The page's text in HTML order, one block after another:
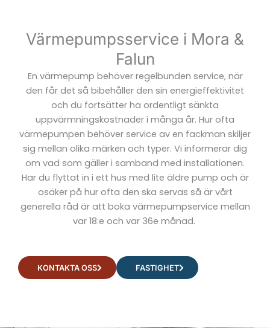
Värmepumpsservice i Mora &
Falun
En värmepump behöver regelbunden service, när
den får det så bibehåller den sin energieffektivitet
och du fortsätter ha ordentligt sänkta
uppvärmningskostnader i många år. Hur ofta
värmepumpen behöver service av en fackman skiljer
sig mellan olika märken och typer. Vi informerar dig
om vad som gäller i samband med installationen.
Har du flyttat in i ett hus med lite äldre pump och är
osäker på hur ofta den ska servas så är vårt
generella råd är att boka värmepumpservice mellan
var 18:e och var 36e månad.
KONTAKTA OSS FASTIGHET